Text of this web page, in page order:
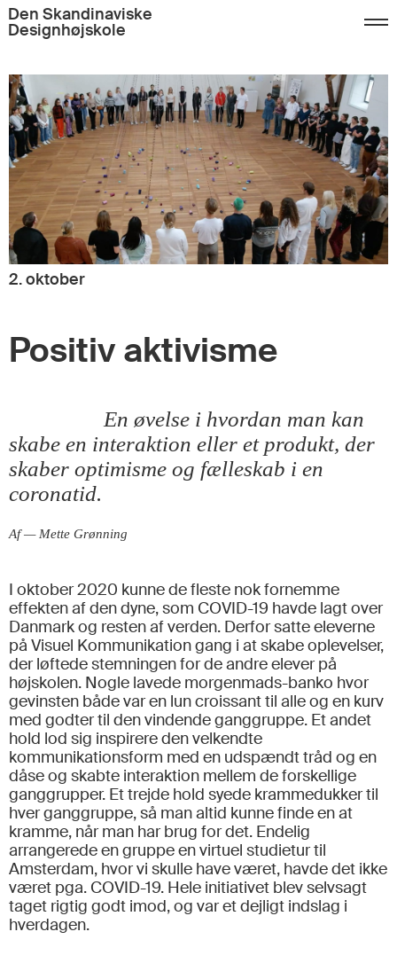
Den Skandinaviske
Designhøjskole
2. oktober
Positiv aktivisme
En øvelse i hvordan man kan
skabe en interaktion eller et produkt, der
skaber optimisme og fælleskab i en
coronatid.
Af — Mette Grønning
I oktober 2020 kunne de fleste nok fornemme
effekten af den dyne, som COVID-19 havde lagt over
Danmark og resten af verden. Derfor satte eleverne
på Visuel Kommunikation gang i at skabe oplevelser,
der løftede stemningen for de andre elever på
højskolen. Nogle lavede morgenmads-banko hvor
gevinsten både var en lun croissant til alle og en kurv
med godter til den vindende ganggruppe. Et andet
hold lod sig inspirere den velkendte
kommunikationsform med en udspændt tråd og en
dåse og skabte interaktion mellem de forskellige
ganggrupper. Et trejde hold syede krammedukker til
hver ganggruppe, så man altid kunne finde en at
kramme, når man har brug for det. Endelig
arrangerede en gruppe en virtuel studietur til
Amsterdam, hvor vi skulle have været, havde det ikke
været pga. COVID-19. Hele initiativet blev selvsagt
taget rigtig godt imod, og var et dejligt indslag i
hverdagen.